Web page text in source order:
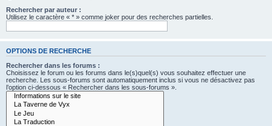
Rechercher par auteur :
Utilisez le caractère « * » comme joker pour des recherches partielles.
OPTIONS DE RECHERCHE
Rechercher dans les forums :
Choisissez le forum ou les forums dans le(s)quel(s) vous souhaitez effectuer une
recherche. Les sous-forums sont automatiquement inclus si vous ne désactivez pas
l’option ci-dessous « Rechercher dans les sous-forums ».